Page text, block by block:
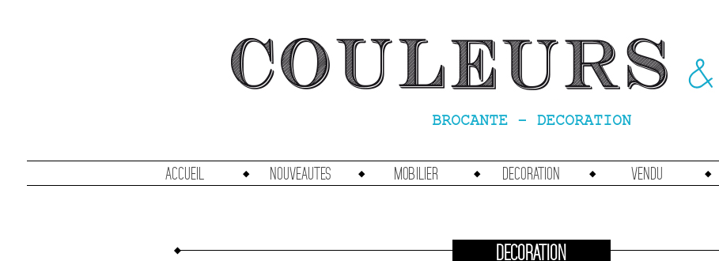
BROCANTE - DECORATION
accueil Nouveautes Mobilier Decoration vendu
DECORATION